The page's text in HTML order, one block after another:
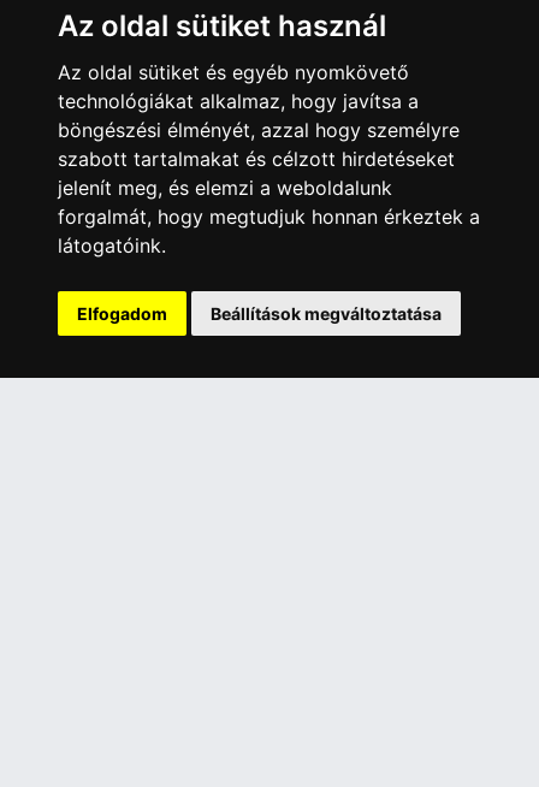
Az oldal sütiket használ
Az oldal sütiket és egyéb nyomkövető
technológiákat alkalmaz, hogy javítsa a
böngészési élményét, azzal hogy személyre
szabott tartalmakat és célzott hirdetéseket
jelenít meg, és elemzi a weboldalunk
forgalmát, hogy megtudjuk honnan érkeztek a
látogatóink.
Elfogadom Beállítások megváltoztatása
https://nmhh.hu/veglegestorles
ÜGYFÉLSZOLGÁLAT
Elérhetőségek
Garanciális Ügyintézés
Webszolgáltatás
Üzleteinkben az elektronikus fizetés mód kizárólag átutalással
érhető el, bankkártyás fizetésre nincs lehetőség.
Általános Szerződési Feltételek